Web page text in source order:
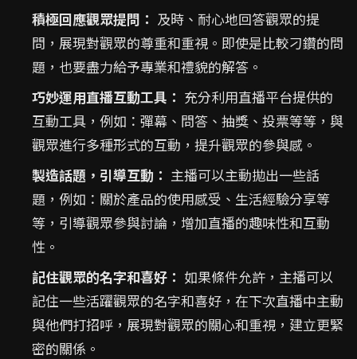
積極回應觀眾提問： 及時、耐心地回答觀眾的提
問，展現對觀眾的尊重和重視。即使是比較刁鑽的問
題，也要盡力給予專業和禮貌的解答。
巧妙運用直播互動工具： 充分利用直播平台提供的
互動工具，例如：彈幕、問答、抽獎、投票等等，與
觀眾進行多種形式的互動，提升觀眾的參與感。
製造話題，引導互動： 主播可以主動拋出一些話
題，例如：關於產品的使用感受、生活經驗分享等
等，引導觀眾參與討論，增加直播的趣味性和互動
性。
記住觀眾的名字和喜好： 如果條件允許，主播可以
記住一些活躍觀眾的名字和喜好，在下次直播中主動
與他們打招呼，展現對觀眾的關心和重視，建立更緊
密的關係。